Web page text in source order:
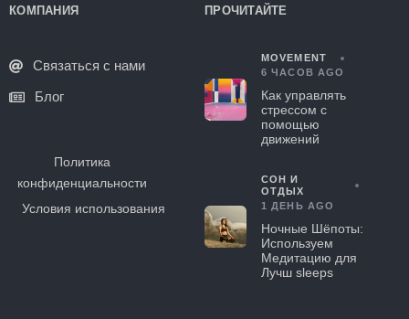
КОМПАНИЯ
Связаться с нами
Блог
Политика
конфиденциальности
Условия использования
ПРОЧИТАЙТЕ
MOVEMENT
6 ЧАСОВ AGO
Как управлять
стрессом с
помощью
движений
СОН И
ОТДЫХ
1 ДЕНЬ AGO
Ночные Шёпоты:
Используем
Медитацию для
Лучш sleeps